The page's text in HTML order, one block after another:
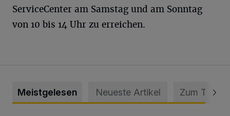
ServiceCenter am Samstag und am Sonntag
von 10 bis 14 Uhr zu erreichen.
Meistgelesen Neueste Artikel Zum Thema